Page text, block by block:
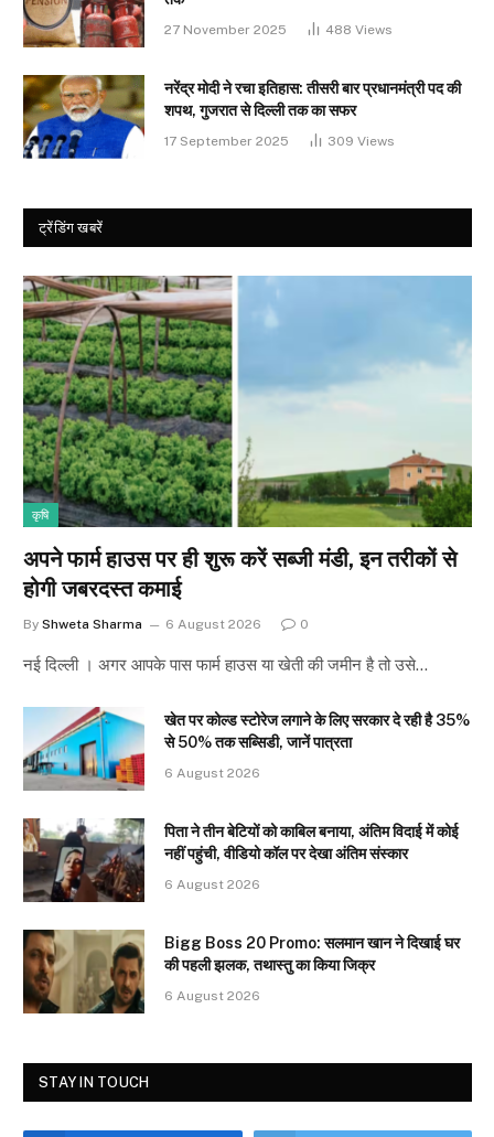
27 November 2025 488 Views
नरेंद्र मोदी ने रचा इतिहास: तीसरी बार प्रधानमंत्री पद की
शपथ, गुजरात से दिल्ली तक का सफर
17 September 2025 309 Views
ट्रेंडिंग खबरें
कृषि
अपने फार्म हाउस पर ही शुरू करें सब्जी मंडी, इन तरीकों से
होगी जबरदस्त कमाई
By Shweta Sharma 6 August 2026 0
नई दिल्ली । अगर आपके पास फार्म हाउस या खेती की जमीन है तो उसे…
खेत पर कोल्ड स्टोरेज लगाने के लिए सरकार दे रही है 35%
से 50% तक सब्सिडी, जानें पात्रता
6 August 2026
पिता ने तीन बेटियों को काबिल बनाया, अंतिम विदाई में कोई
नहीं पहुंची, वीडियो कॉल पर देखा अंतिम संस्कार
6 August 2026
Bigg Boss 20 Promo: सलमान खान ने दिखाई घर
की पहली झलक, तथास्तु का किया जिक्र
6 August 2026
STAY IN TOUCH